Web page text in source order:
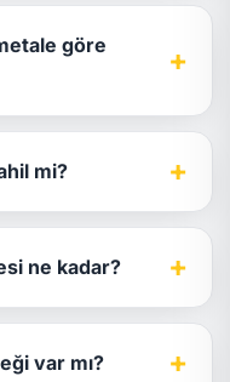
göre
+
mi? +
ne kadar? +
var mı? +